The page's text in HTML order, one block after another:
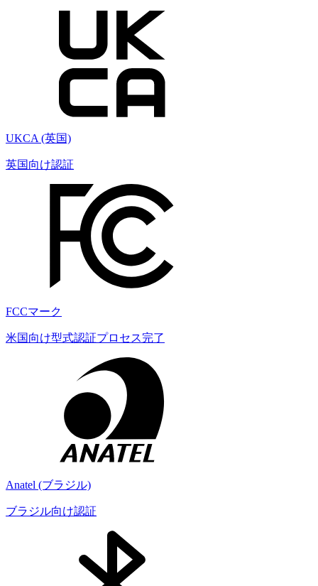
UKCA (英国)
英国向け認証
FCCマーク
米国向け型式認証プロセス完了
Anatel (ブラジル)
ブラジル向け認証